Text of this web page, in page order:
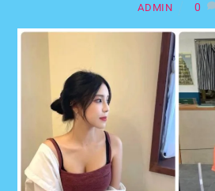
ADMIN 0